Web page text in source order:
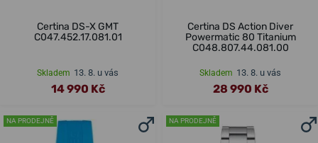
Certina DS-X GMT
C047.452.17.081.01
Skladem 13. 8. u vás
14 990 Kč
Certina DS Action Diver
Powermatic 80 Titanium
C048.807.44.081.00
Skladem 13. 8. u vás
28 990 Kč
NA PRODEJNĚ NA PRODEJNĚ